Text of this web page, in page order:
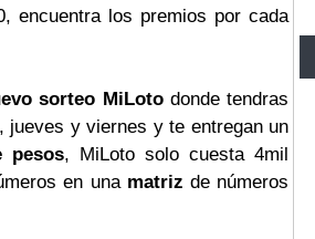
encuentra los premios por cada
sorteo MiLotodonde tendras
jueves y viernes y te entregan un
pesos, MiLoto solo cuesta 4mil
en una matriz de números